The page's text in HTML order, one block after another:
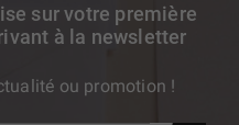
sur votre première
à la newsletter
ou promotion !